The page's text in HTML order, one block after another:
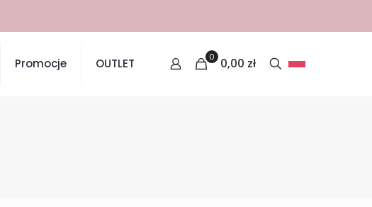
Promocje OUTLET 0 0,00 zł